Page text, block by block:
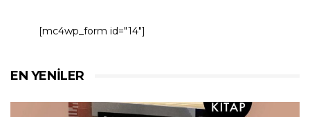
[mc4wp_form id="14"]
EN YENILER